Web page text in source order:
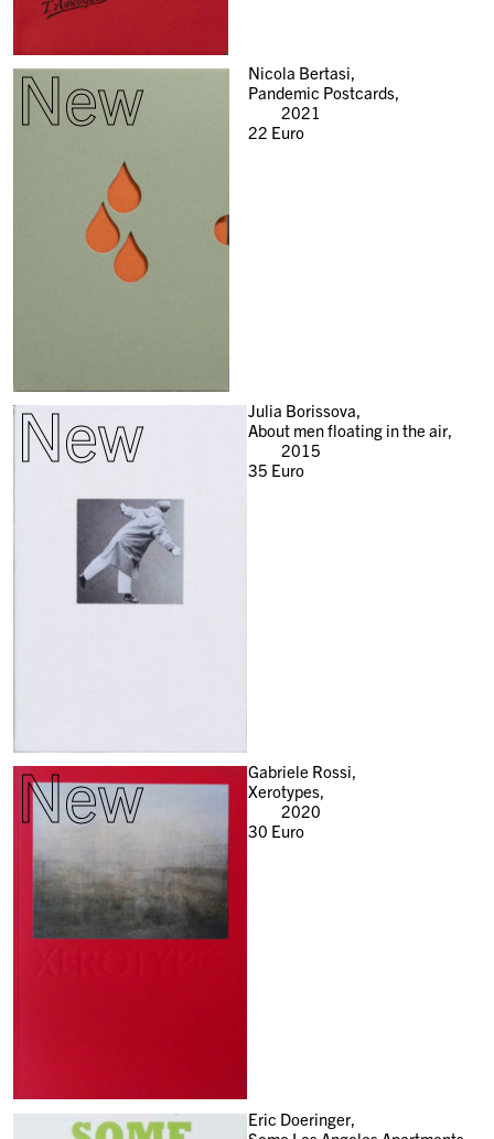
New
Nicola Bertasi,
Pandemic Postcards,
2021
22 Euro
New
Julia Borissova,
About men floating in the air,
2015
35 Euro
New
Gabriele Rossi,
Xerotypes,
2020
30 Euro
Eric Doeringer,